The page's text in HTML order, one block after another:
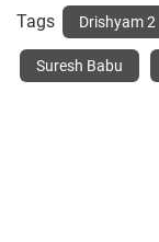
Tags Drishyam 2
Suresh Babu